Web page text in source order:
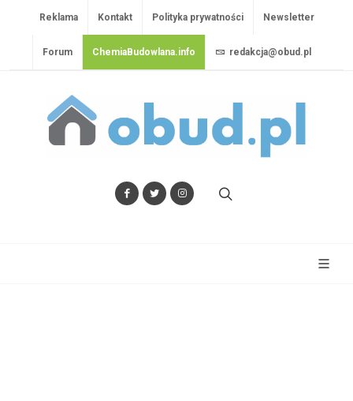
Reklama Kontakt Polityka prywatności Newsletter
Forum ChemiaBudowlana.info redakcja@obud.pl